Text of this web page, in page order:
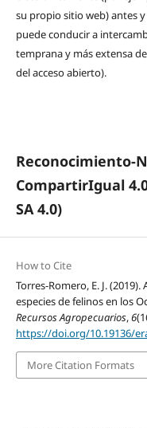
su propio sitio web) antes
puede conducir a
temprana y más extensa
del acceso abierto).
Reconocimiento-
CompartirIgual
SA 4.0)
How to Cite
Torres-Romero, E. J.
especies de felinos en los
Recursos Agropecuarios,6
https://doi.org/10.19136/
More Citation Formats